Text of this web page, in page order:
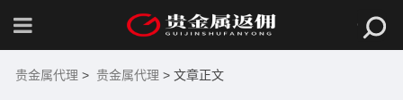
贵金属代理 > 贵金属代理 > 文章正文